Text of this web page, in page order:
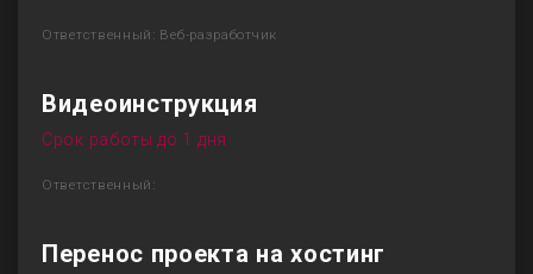
Ответственный: Веб-разработчик
Видеоинструкция
Срок работы до 1 дня
Ответственный:
Перенос проекта на хостинг